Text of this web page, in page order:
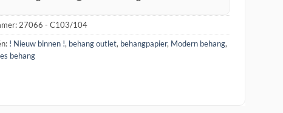
27066 - C103/104
! Nieuw binnen !, behang outlet, behangpapier, Modern behang,
behang